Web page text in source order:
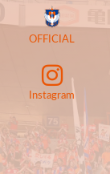
OFFICIAL
Instagram